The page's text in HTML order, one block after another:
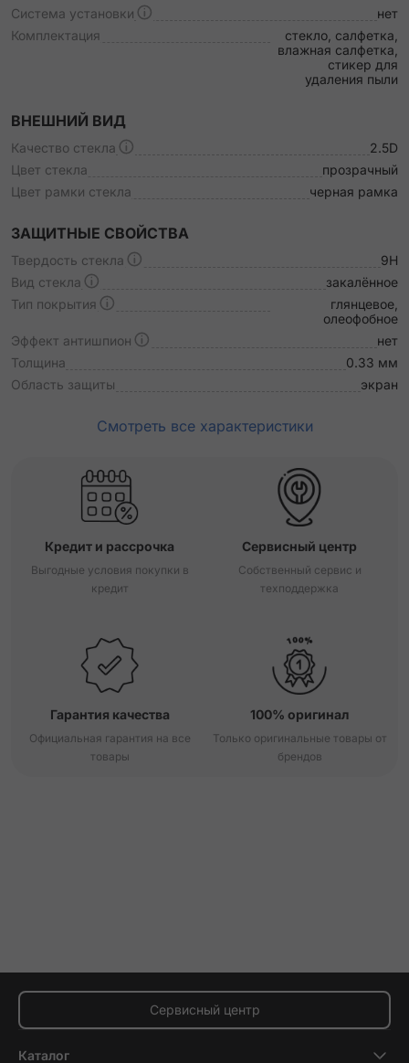
Система установки
нет
Комплектация
стекло, салфетка,
влажная салфетка,
стикер для
удаления пыли
ВНЕШНИЙ ВИД
Качество стекла
2.5D
Цвет стекла
прозрачный
Цвет рамки стекла
черная рамка
ЗАЩИТНЫЕ СВОЙСТВА
Твердость стекла
9H
Вид стекла
закалённое
Тип покрытия
глянцевое,
олеофобное
Эффект антишпион
нет
Толщина
0.33 мм
Область защиты
экран
Смотреть все характеристики
Кредит и рассрочка
Выгодные условия покупки в
кредит
Сервисный центр
Собственный сервис и
техподдержка
Гарантия качества
Официальная гарантия на все
товары
100% оригинал
Только оригинальные товары от
брендов
Сервисный центр
Каталог